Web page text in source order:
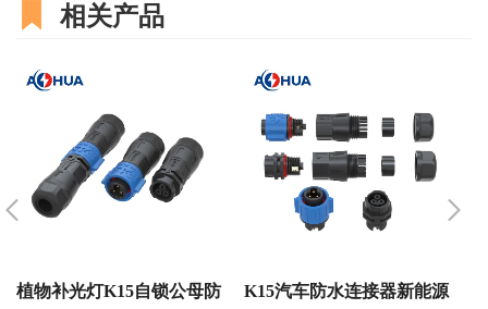
相关产品
植物补光灯K15自锁公母防
K15汽车防水连接器新能源